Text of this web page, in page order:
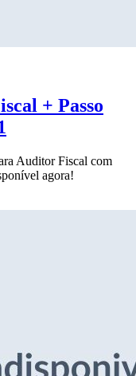
+ Passo
Auditor Fiscal com
agora!